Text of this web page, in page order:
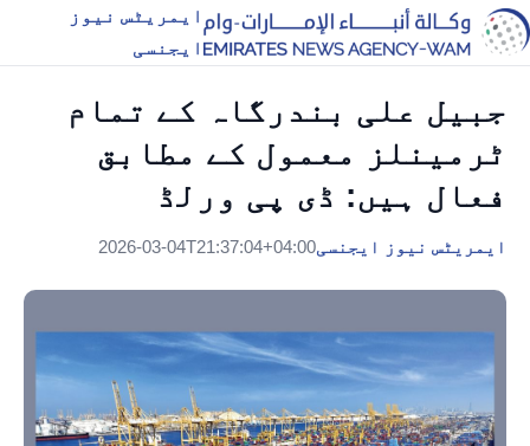
ایمریٹس نیوز
ایجنسی
جبیل علی بندرگاہ کے تمام
ٹرمینلز معمول کے مطابق
فعال ہیں: ڈی پی ورلڈ
ایمریٹس نیوز ایجنسی2026-03-04T21:37:04+04:00